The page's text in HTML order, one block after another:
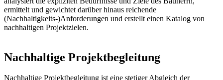
ermittelt und gewichtet darüber hinaus reichende
(Nachhaltigkeits-)Anforderungen und erstellt einen Katalog von
nachhaltigen Projektzielen.
Nachhaltige Projektbegleitung
Nachhaltige Projektbegleitung ist eine stetiger Abgleich der